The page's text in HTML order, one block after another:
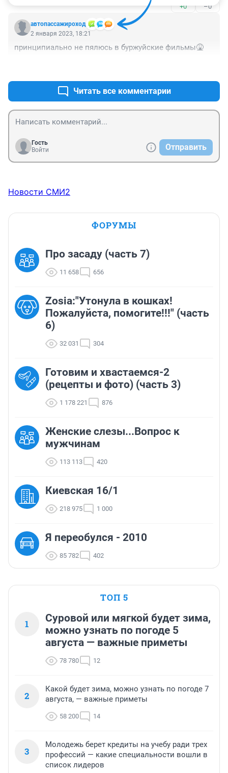
баллов говорит сам за себя. Так что, чтобы найти, что
посмотреть, почитаю тематические паблики в
соцсетях, там уж наверняка что -то дельное
порекомендуют.
+0 –0
автопассажироход
2 января 2023, 18:21
принципиально не пялюсь в буржуйские фильмы🤮
Читать все комментарии
Гость
Войти
Отправить
Новости СМИ2
ФОРУМЫ
Про засаду (часть 7)
11 658 656
Zosia:"Утонула в кошках!
Пожалуйста, помогите!!!" (часть
6)
32 031 304
Готовим и хвастаемся-2
(рецепты и фото) (часть 3)
1 178 221 876
Женские слезы...Вопрос к
мужчинам
113 113 420
Киевская 16/1
218 975 1 000
Я переобулся - 2010
85 782 402
ТОП 5
1
Суровой или мягкой будет зима,
можно узнать по погоде 5
августа — важные приметы
78 780 12
2
Какой будет зима, можно узнать по погоде 7
августа, — важные приметы
58 200 14
3
Молодежь берет кредиты на учебу ради трех
профессий — какие специальности вошли в
список лидеров